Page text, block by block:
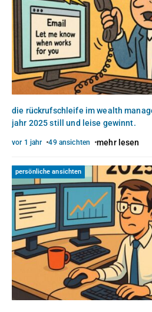
die rückrufschleife im wealth
jahr 2025 still und leise gewinnt.
vor 1 jahr 49 ansichten mehr lesen
persönliche ansichten